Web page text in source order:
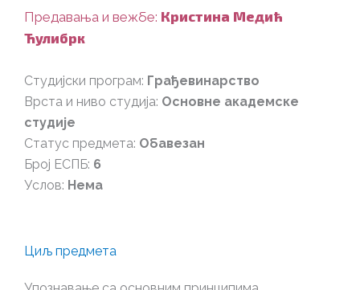
Предавања и вежбе: Кристина Медић
Ћулибрк
Студијски програм: Грађевинарство
Врста и ниво студија: Основне академске
студије
Статус предмета: Обавезан
Број ЕСПБ: 6
Услов: Нема
Циљ предмета